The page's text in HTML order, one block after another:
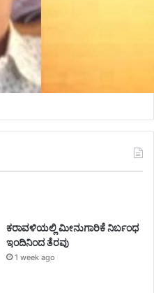
ಕರಾವಳಿಯಲ್ಲಿ ಮೀನುಗಾರಿಕೆ ನಿರ್ಬಂಧ
ಇಂದಿನಿಂದ ತೆರವು
1 week ago